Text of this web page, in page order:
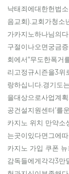
낙태죄에대한헌법
음교회).교회가청소
가카지노하나님의
구절이나오면궁금
회에서“무도한폭거
리고정규시즌을3위
랑하십니다.경기도
을대상으로사업계
공건설지원센터’를
카지노 위치 만약소
는곳이있다면그에
카지노 가입 쿠폰
감독들에게각각3만